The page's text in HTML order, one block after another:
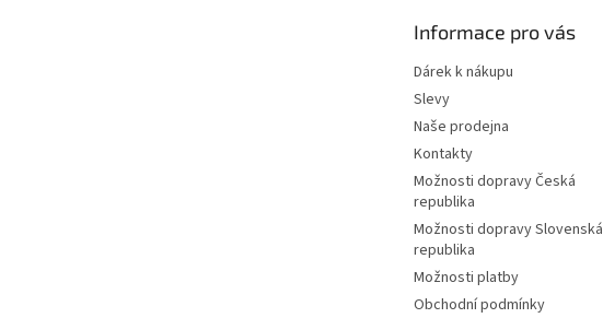
Informace pro vás
Dárek k nákupu
Slevy
Naše prodejna
Kontakty
Možnosti dopravy Česká
republika
Možnosti dopravy Slovenská
republika
Možnosti platby
Obchodní podmínky